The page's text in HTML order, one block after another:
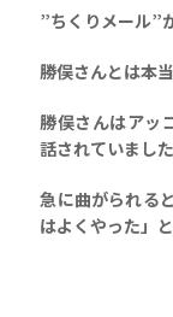
”ちくりメール”
勝俣さんとは本
勝俣さんはアッ
話されていました
急に曲がられる
はよくやった」